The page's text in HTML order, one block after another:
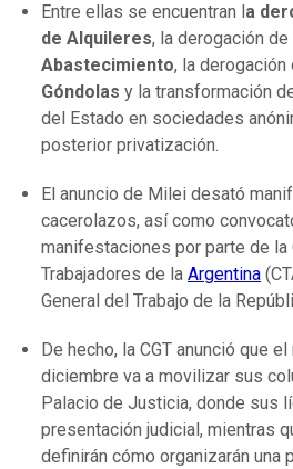
Entre ellas se encuentran l a
de Alquileres, la derogación de
Abastecimiento, la derogación
Góndolas y la transformación
del Estado en sociedades
posterior privatización.
El anuncio de Milei desató
cacerolazos, así como
manifestaciones por parte de la
Trabajadores de la Argentina
General del Trabajo de la
De hecho, la CGT anunció que
diciembre va a movilizar sus
Palacio de Justicia, donde sus
presentación judicial, mientras
definirán cómo organizarán una